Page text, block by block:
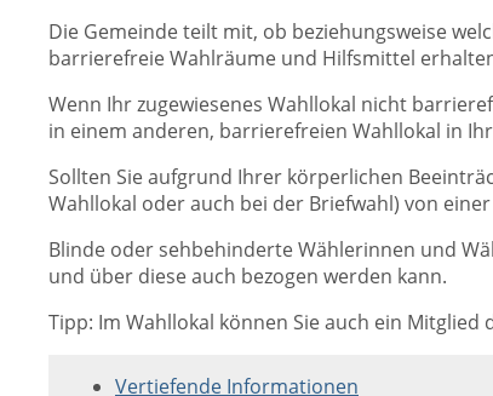
Die Gemeinde teilt mit, ob beziehungsweise
barrierefreie Wahlräume und Hilfsmittel
Wenn Ihr zugewiesenes Wahllokal nicht
in einem anderen, barrierefreien Wahllokal in
Sollten Sie aufgrund Ihrer körperlichen
Wahllokal oder auch bei der Briefwahl) von
Blinde oder sehbehinderte Wählerinnen und
und über diese auch bezogen werden kann.
Tipp: Im Wahllokal können Sie auch ein
Vertiefende Informationen